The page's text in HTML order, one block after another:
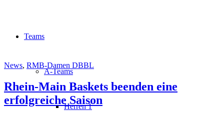
Teams
A-Teams
Herren 1
News, RMB-Damen DBBL
Rhein-Main Baskets beenden eine
erfolgreiche Saison